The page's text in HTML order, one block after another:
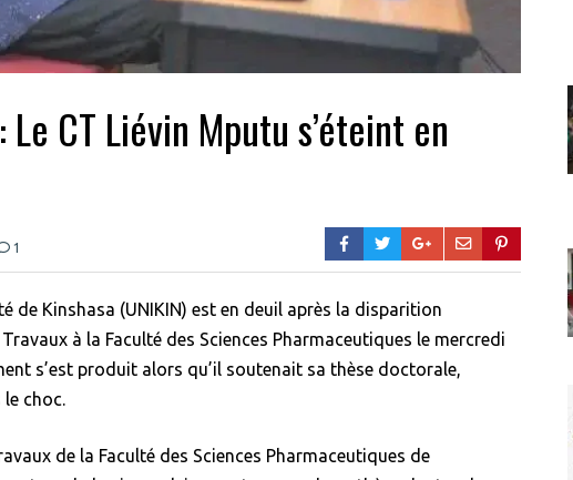
Le CT Liévin Mputu s’éteint en
1
de Kinshasa (UNIKIN) est en deuil après la disparition
à la Faculté des Sciences Pharmaceutiques le mercredi
s’est produit alors qu’il soutenait sa thèse doctorale,
choc.
de la Faculté des Sciences Pharmaceutiques de